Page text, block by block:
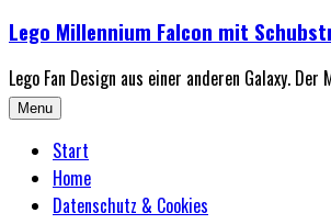
Lego Millennium Falcon mit
Lego Fan Design aus einer anderen Galaxy.
Menu
Start
Home
Datenschutz & Cookies